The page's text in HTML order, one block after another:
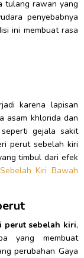
tulang rawan yang
penyebabnya
ini membuat rasa
karena lapisan
asam khlorida dan
gejala sakit
perut sebelah kiri
timbul dari efek
Kiri Bawah
perut sebelah kiri,
yang membuat
perubahan Gaya